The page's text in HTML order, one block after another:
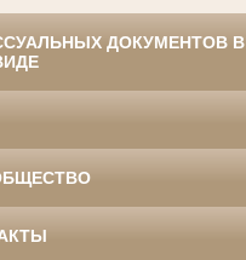
ДОКУМЕНТОВ В